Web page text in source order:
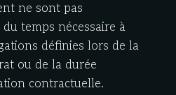
ne sont pas
temps nécessaire à
définies lors de la
ou de la durée
contractuelle.